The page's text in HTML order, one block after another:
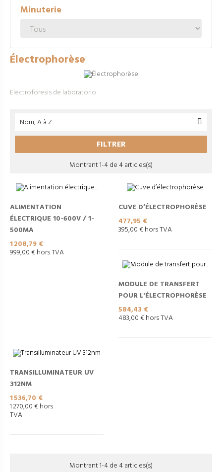
Minuterie
Électrophorèse
Electroforesis de laboratorio
Nom, A à Z 
FILTRER
Montrant 1-4 de 4 articles(s)
ALIMENTATION
ÉLECTRIQUE 10-600V / 1-
500MA
Prix
1 208,79 €
999,00 € hors TVA
CUVE D’ÉLECTROPHORÈSE
Prix
477,95 €
395,00 € hors TVA
MODULE DE TRANSFERT
POUR L'ÉLECTROPHORÈSE
Prix
584,43 €
483,00 € hors TVA
TRANSILLUMINATEUR UV
312NM
Prix
1 536,70 €
1 270,00 € hors
TVA
Montrant 1-4 de 4 articles(s)